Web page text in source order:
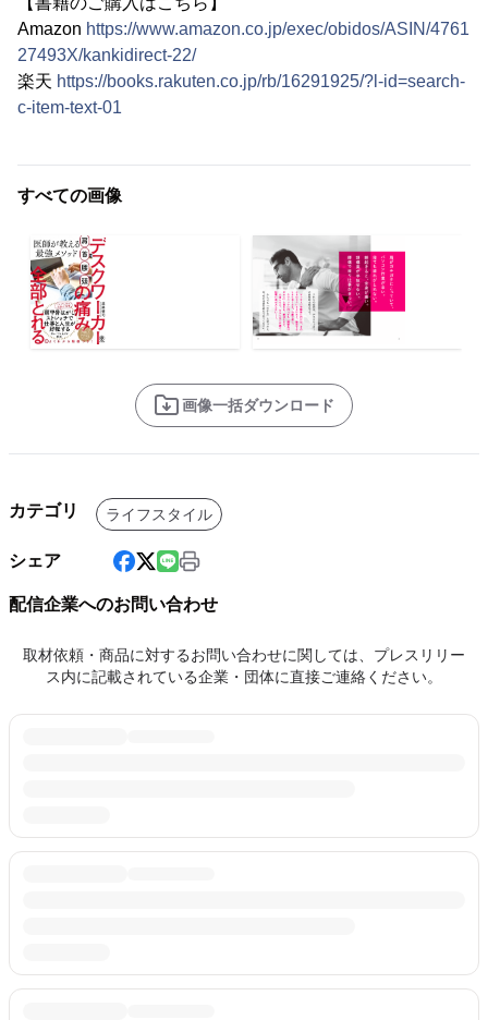
Amazon https://www.amazon.co.jp/exec/obidos/ASIN/4761
27493X/kankidirect-22/
楽天 https://books.rakuten.co.jp/rb/16291925/?l-id=search-
c-item-text-01
すべての画像
画像一括ダウンロード
カテゴリ ライフスタイル
シェア
配信企業へのお問い合わせ
取材依頼・商品に対するお問い合わせに関しては、プレスリリー
ス内に記載されている企業・団体に直接ご連絡ください。